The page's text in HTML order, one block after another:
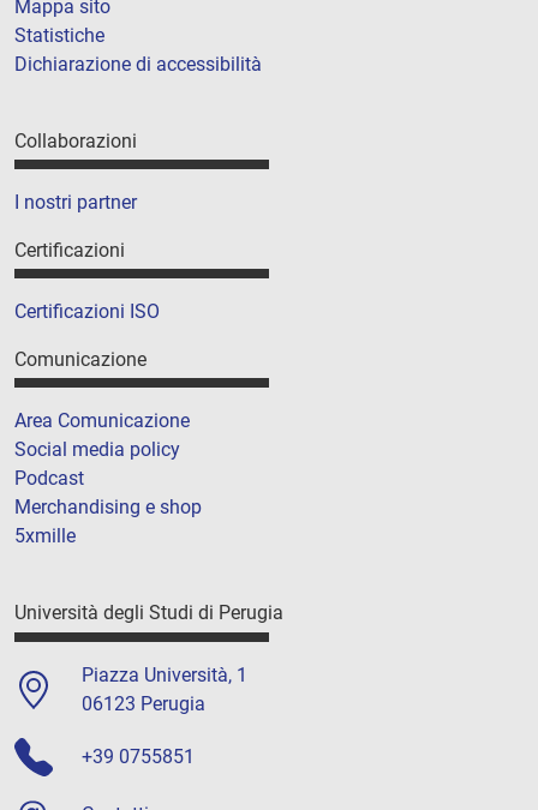
Mappa sito
Statistiche
Dichiarazione di accessibilità
Collaborazioni
I nostri partner
Certificazioni
Certificazioni ISO
Comunicazione
Area Comunicazione
Social media policy
Podcast
Merchandising e shop
5xmille
Università degli Studi di Perugia
Piazza Università, 1
06123 Perugia
+39 0755851